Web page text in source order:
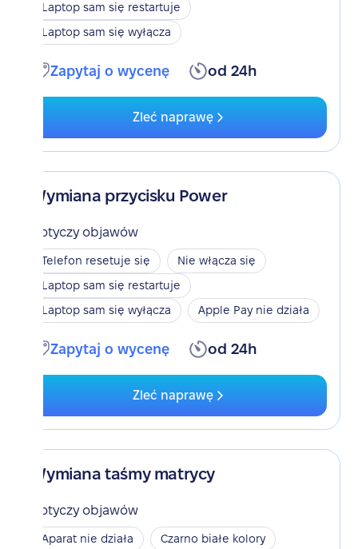
Laptop sam się restartuje
Laptop sam się wyłącza
Zapytaj o wycenę od 24h
Zleć naprawę
Wymiana przycisku Power
Dotyczy objawów
Telefon resetuje się
Nie włącza się
Laptop sam się restartuje
Laptop sam się wyłącza
Apple Pay nie działa
Zapytaj o wycenę od 24h
Zleć naprawę
Wymiana taśmy matrycy
Dotyczy objawów
Aparat nie działa
Czarno białe kolory